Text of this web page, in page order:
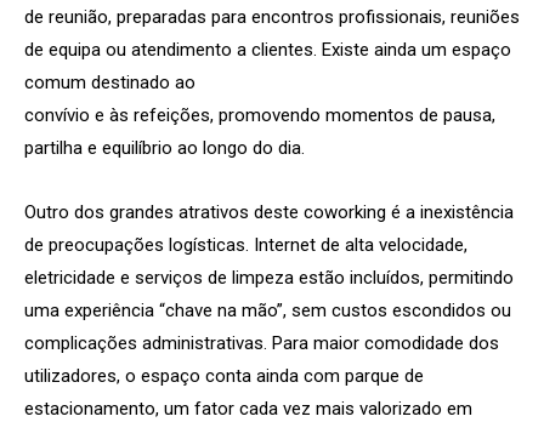
de reunião, preparadas para encontros profissionais, reuniões
de equipa ou atendimento a clientes. Existe ainda um espaço
comum destinado ao
convívio e às refeições, promovendo momentos de pausa,
partilha e equilíbrio ao longo do dia.
Outro dos grandes atrativos deste coworking é a inexistência
de preocupações logísticas. Internet de alta velocidade,
eletricidade e serviços de limpeza estão incluídos, permitindo
uma experiência “chave na mão”, sem custos escondidos ou
complicações administrativas. Para maior comodidade dos
utilizadores, o espaço conta ainda com parque de
estacionamento, um fator cada vez mais valorizado em